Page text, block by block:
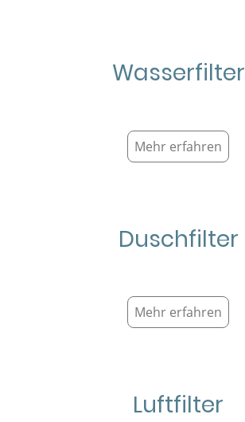
Wasserfilter
Mehr erfahren
Duschfilter
Mehr erfahren
Luftfilter